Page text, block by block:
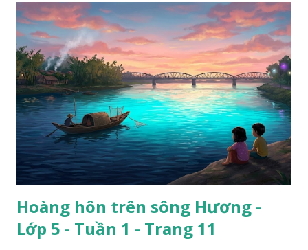
Hoàng hôn trên sông Hương -
Lớp 5 - Tuần 1 - Trang 11